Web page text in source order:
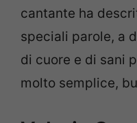
cantante ha
speciali parole, a
di cuore e di sani
molto semplice,